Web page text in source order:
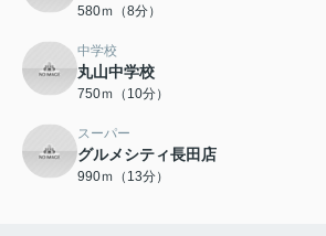
580ｍ（8分）
中学校
丸山中学校
750ｍ（10分）
スーパー
グルメシティ長田店
990ｍ（13分）